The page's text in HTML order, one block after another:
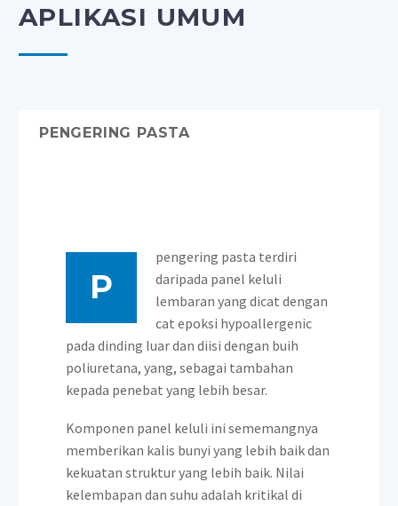
APLIKASI UMUM
PENGERING PASTA
P
pengering pasta terdiri
daripada panel keluli
lembaran yang dicat dengan
cat epoksi hypoallergenic
pada dinding luar dan diisi dengan buih
poliuretana, yang, sebagai tambahan
kepada penebat yang lebih besar.
Komponen panel keluli ini sememangnya
memberikan kalis bunyi yang lebih baik dan
kekuatan struktur yang lebih baik. Nilai
kelembapan dan suhu adalah kritikal di